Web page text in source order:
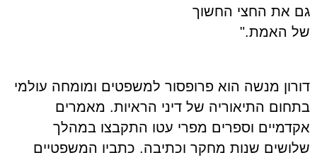
גם את החצי החשוך
של האמת."
דורון מנשה הוא פרופסור למשפטים ומומחה עולמי
בתחום התיאוריה של דיני הראיות. מאמרים
אקדמיים וספרים מפרי עטו התקבצו במהלך
שלושים שנות מחקר וכתיבה. כתביו המשפטיים